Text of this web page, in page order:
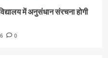
में अनुसंधान संरचना होगी
0